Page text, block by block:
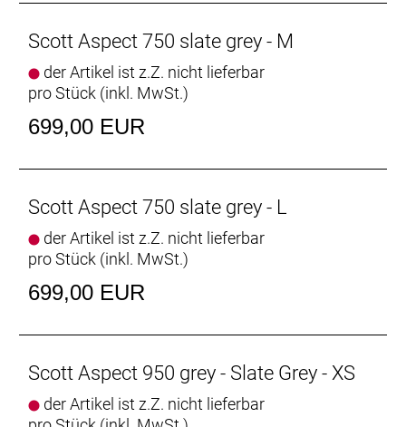
Scott Aspect 750 slate grey - M
der Artikel ist z.Z. nicht lieferbar
pro Stück (inkl. MwSt.)
699,00 EUR
Scott Aspect 750 slate grey - L
der Artikel ist z.Z. nicht lieferbar
pro Stück (inkl. MwSt.)
699,00 EUR
Scott Aspect 950 grey - Slate Grey - XS
der Artikel ist z.Z. nicht lieferbar